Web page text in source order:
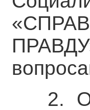
2.